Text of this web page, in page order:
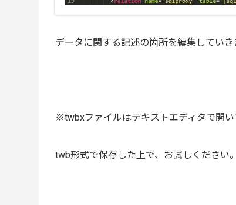
データに関する記述の箇所を編集していき
※twbxファイルはテキストエディタで開い
twb形式で保存した上で、お試しください。